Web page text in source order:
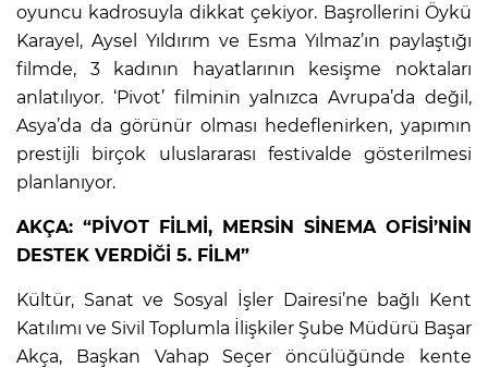
oyuncu kadrosuyla dikkat çekiyor. Başrollerini Öykü
Karayel, Aysel Yıldırım ve Esma Yılmaz’ın paylaştığı
filmde, 3 kadının hayatlarının kesişme noktaları
anlatılıyor. ‘Pivot’ filminin yalnızca Avrupa’da değil,
Asya’da da görünür olması hedeflenirken, yapımın
prestijli birçok uluslararası festivalde gösterilmesi
planlanıyor.
AKÇA: “PİVOT FİLMİ, MERSİN SİNEMA OFİSİ’NİN
DESTEK VERDİĞİ 5. FİLM”
Kültür, Sanat ve Sosyal İşler Dairesi’ne bağlı Kent
Katılımı ve Sivil Toplumla İlişkiler Şube Müdürü Başar
Akça, Başkan Vahap Seçer öncülüğünde kente